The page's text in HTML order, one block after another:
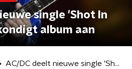
single 'Shot In
album aan
AC/DC deelt nieuwe single 'Shot In The Dark' en kondigt album aan